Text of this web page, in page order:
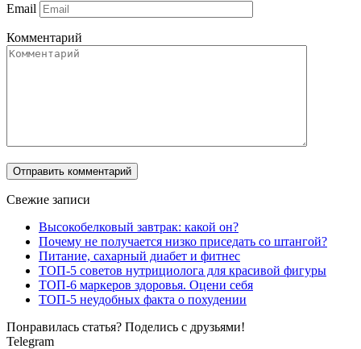
Email
Комментарий
Свежие записи
Высокобелковый завтрак: какой он?
Почему не получается низко приседать со штангой?
Питание, сахарный диабет и фитнес
ТОП-5 советов нутрициолога для красивой фигуры
ТОП-6 маркеров здоровья. Оцени себя
ТОП-5 неудобных факта о похудении
Понравилась статья? Поделись с друзьями!
Telegram